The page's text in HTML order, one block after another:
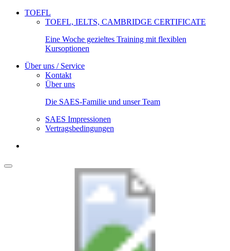
TOEFL
TOEFL, IELTS, CAMBRIDGE CERTIFICATE
Eine Woche gezieltes Training mit flexiblen
Kursoptionen
Über uns / Service
Kontakt
Über uns
Die SAES-Familie und unser Team
SAES Impressionen
Vertragsbedingungen